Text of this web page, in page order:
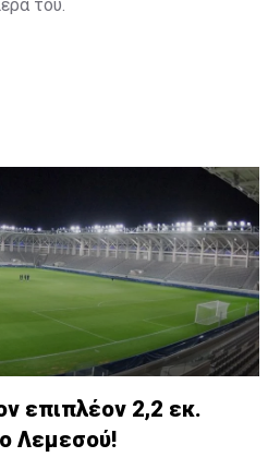
του.
επιπλέον 2,2 εκ.
Λεμεσού!